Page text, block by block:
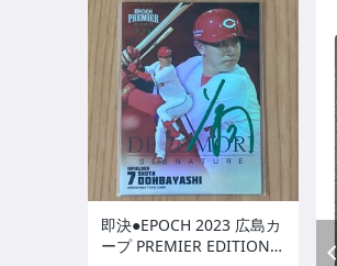
即決●EPOCH 2023 広島カ
ープ PREMIER EDITION